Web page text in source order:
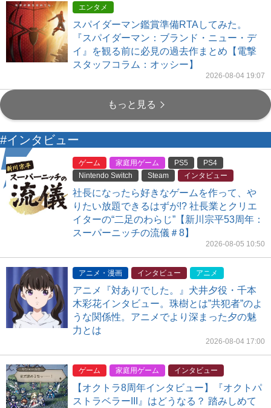
エンタメ
スパイダーマン鑑賞準備RTAしてみた。
『スパイダーマン：ブランド・ニュー・デ
イ』を観る前に必見の過去作まとめ【電撃
スタッフコラム：オッシー】
2026-08-04 19:07
もっと見る
#インタビュー
ゲーム 家庭用ゲーム PS5
PS4
Nintendo Switch
Steam インタビュー
社長になったら好きなゲームを作って、や
りたい放題できるはずが!? 社長業とクリエ
イターの“二足のわらじ”【新川宗平53周年：
スーパーニッチの流儀＃8】
2026-08-05 10:50
アニメ・漫画 インタビュー アニメ
アニメ『対ありでした。』犬井夕役・千本
木彩花インタビュー。珠樹とは”共犯者”のよ
うな関係性。アニメでより深まった夕の魅
力とは
2026-08-04 17:00
ゲーム 家庭用ゲーム インタビュー
【オクトラ8周年インタビュー】『オクトパ
ストラベラーIII』はどうなる？ 踏みしめて